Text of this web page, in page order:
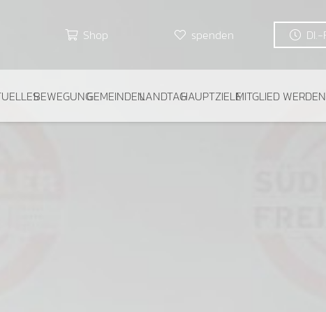
Shop spenden
BEWEGUNGGEMEINDENLANDTAGHAUPTZIELEMITGLIED WERDEN